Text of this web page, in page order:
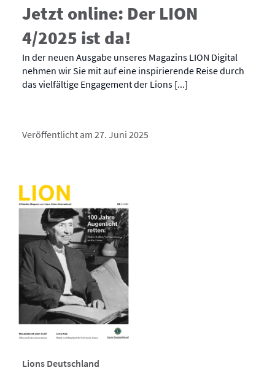
Jetzt online: Der LION
4/2025 ist da!
In der neuen Ausgabe unseres Magazins LION Digital
nehmen wir Sie mit auf eine inspirierende Reise durch
das vielfältige Engagement der Lions [...]
Veröffentlicht am 27. Juni 2025
Lions Deutschland